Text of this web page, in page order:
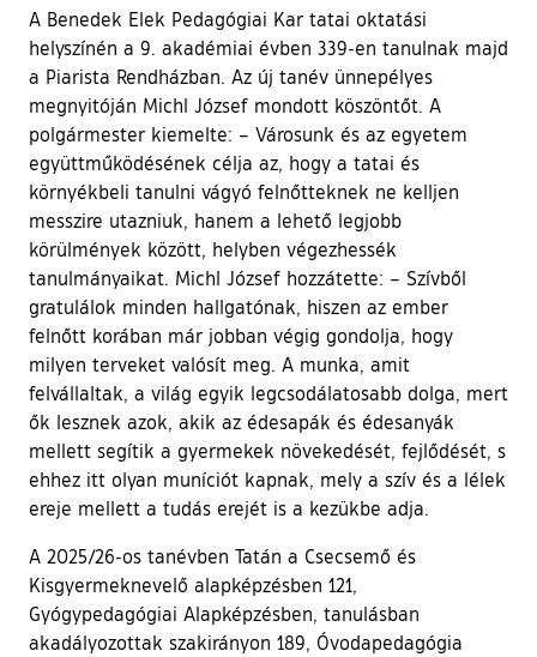
A Benedek Elek Pedagógiai Kar tatai oktatási
helyszínén a 9. akadémiai évben 339-en tanulnak majd
a Piarista Rendházban. Az új tanév ünnepélyes
megnyitóján Michl József mondott köszöntőt. A
polgármester kiemelte: – Városunk és az egyetem
együttműködésének célja az, hogy a tatai és
környékbeli tanulni vágyó felnőtteknek ne kelljen
messzire utazniuk, hanem a lehető legjobb
körülmények között, helyben végezhessék
tanulmányaikat. Michl József hozzátette: – Szívből
gratulálok minden hallgatónak, hiszen az ember
felnőtt korában már jobban végig gondolja, hogy
milyen terveket valósít meg. A munka, amit
felvállaltak, a világ egyik legcsodálatosabb dolga, mert
ők lesznek azok, akik az édesapák és édesanyák
mellett segítik a gyermekek növekedését, fejlődését, s
ehhez itt olyan muníciót kapnak, mely a szív és a lélek
ereje mellett a tudás erejét is a kezükbe adja.
A 2025/26-os tanévben Tatán a Csecsemő és
Kisgyermeknevelő alapképzésben 121,
Gyógypedagógiai Alapképzésben, tanulásban
akadályozottak szakirányon 189, Óvodapedagógia